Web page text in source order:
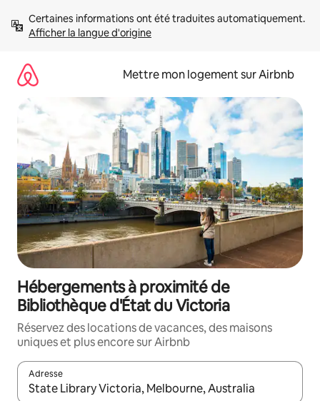
directement
Afficher la langue d'origine
Mettre mon logement sur Airbnb
Hébergements à proximité de
Bibliothèque d'État du Victoria
Réservez des locations de vacances, des maisons
uniques et plus encore sur Airbnb
Adresse
Lorsque les résultats s'affichent, utilisez les flèches vers le